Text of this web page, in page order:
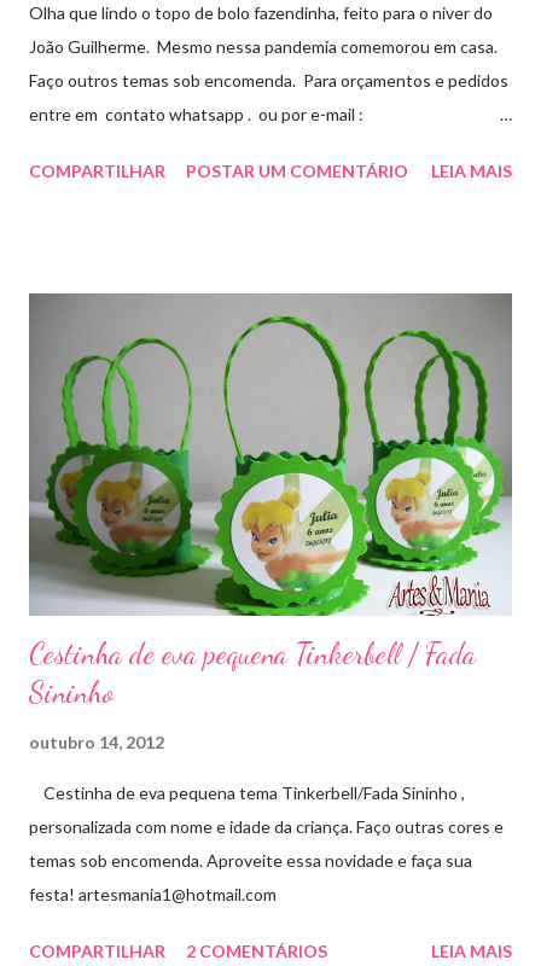
Olha que lindo o topo de bolo fazendinha, feito para o niver do
João Guilherme. Mesmo nessa pandemia comemorou em casa.
Faço outros temas sob encomenda. Para orçamentos e pedidos
entre em contato whatsapp . ou por e-mail :
COMPARTILHAR
POSTAR UM COMENTÁRIO LEIA MAIS
Cestinha de eva pequena Tinkerbell / Fada
Sininho
outubro 14, 2012
Cestinha de eva pequena tema Tinkerbell/Fada Sininho ,
personalizada com nome e idade da criança. Faço outras cores e
temas sob encomenda. Aproveite essa novidade e faça sua
festa! artesmania1@hotmail.com
COMPARTILHAR 2 COMENTÁRIOS LEIA MAIS